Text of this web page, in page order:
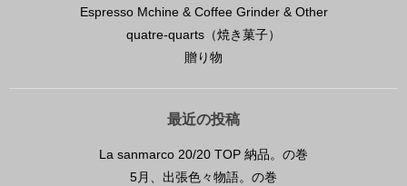
Espresso Mchine & Coffee Grinder & Other
quatre-quarts（焼き菓子）
贈り物
最近の投稿
La sanmarco 20/20 TOP 納品。の巻
5月、出張色々物語。の巻